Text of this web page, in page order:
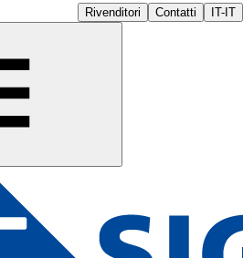
Rivenditori Contatti IT-IT